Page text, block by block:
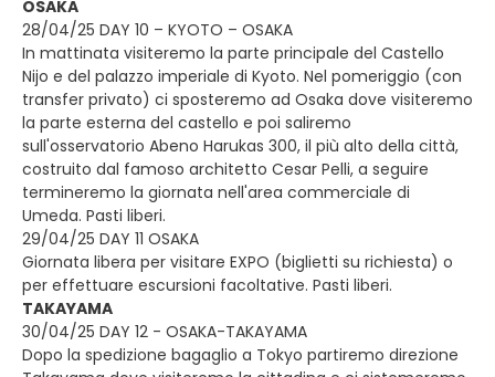
OSAKA
28/04/25 DAY 10 – KYOTO – OSAKA
In mattinata visiteremo la parte principale del Castello
Nijo e del palazzo imperiale di Kyoto. Nel pomeriggio (con
transfer privato) ci sposteremo ad Osaka dove visiteremo
la parte esterna del castello e poi saliremo
sull'osservatorio Abeno Harukas 300, il più alto della città,
costruito dal famoso architetto Cesar Pelli, a seguire
termineremo la giornata nell'area commerciale di
Umeda. Pasti liberi.
29/04/25 DAY 11 OSAKA
Giornata libera per visitare EXPO (biglietti su richiesta) o
per effettuare escursioni facoltative. Pasti liberi.
TAKAYAMA
30/04/25 DAY 12 - OSAKA-TAKAYAMA
Dopo la spedizione bagaglio a Tokyo partiremo direzione